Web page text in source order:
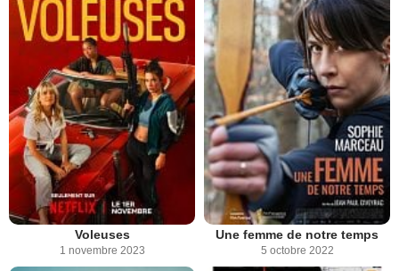
Voleuses
1 novembre 2023
Une femme de notre temps
5 octobre 2022